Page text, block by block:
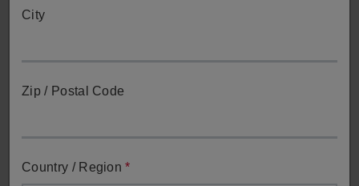
Dotaz na prodej
Spojte se s naším prodejním týmem a získejte přímou
City
Zip / Postal Code
Country / Region*